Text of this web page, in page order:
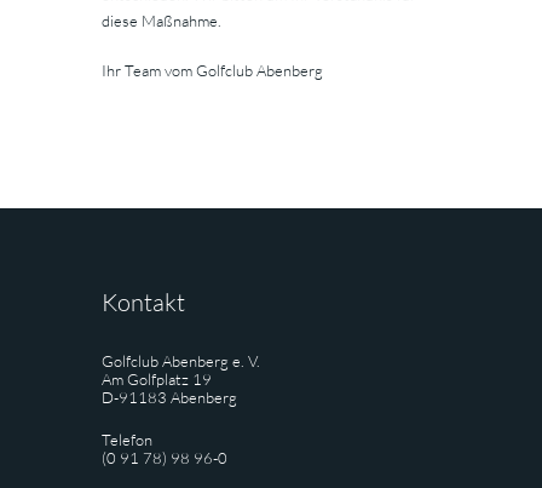
diese Maßnahme.
Ihr Team vom Golfclub Abenberg
Kontakt
Golfclub Abenberg e. V.
Am Golfplatz 19
D-91183 Abenberg
Telefon
(0 91 78) 98 96-0